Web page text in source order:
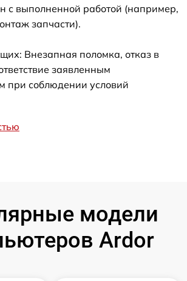
с выполненной работой (например,
запчасти).
Внезапная поломка, отказ в
заявленным
при соблюдении условий
модели
Ardor